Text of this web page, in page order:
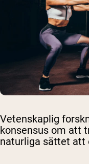
Vetenskaplig
konsensus om att
naturliga sättet att